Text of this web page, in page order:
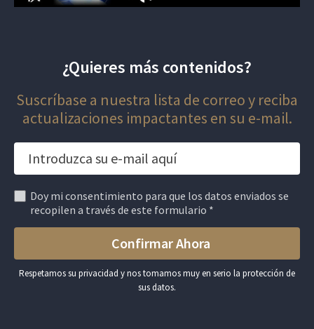
¿Quieres más contenidos?
Suscríbase a nuestra lista de correo y reciba
actualizaciones impactantes en su e-mail.
Doy mi consentimiento para que los datos enviados se
recopilen a través de este formulario *
Respetamos su privacidad y nos tomamos muy en serio la protección de
sus datos.